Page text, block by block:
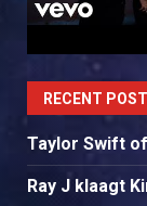
RECENT
Taylor Swift
Ray J klaagt